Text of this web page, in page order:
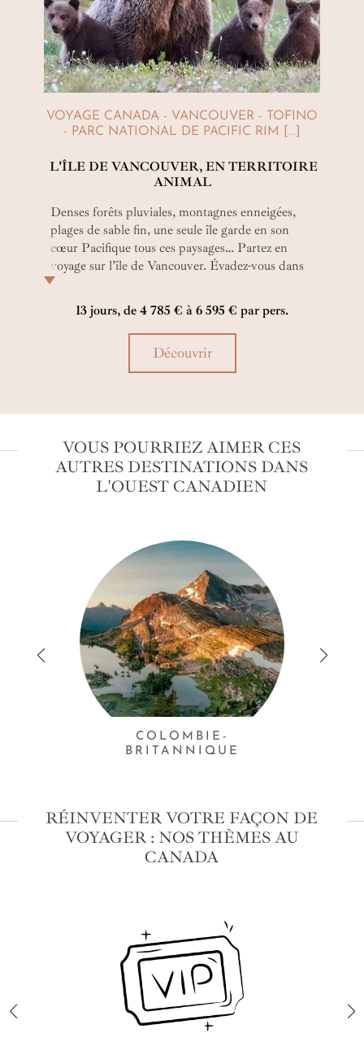
VOYAGE CANADA - VANCOUVER - TOFINO
- PARC NATIONAL DE PACIFIC RIM [...]
L'ÎLE DE VANCOUVER, EN TERRITOIRE
ANIMAL
Denses forêts pluviales, montagnes enneigées,
plages de sable fin, une seule île garde en son
cœur Pacifique tous ces paysages… Partez en
voyage sur l’île de Vancouver. Évadez-vous dans
ce road trip, des métropoles modernes au plus
coquet des villages de l’Ouest canadien.
Rencontrez de la plus petite des loutres à
l’immense baleine à bosse. Tout est là, la route est
là. Et vous ? Où êtes-vous ?
13 jours, de 4 785 € à 6 595 € par pers.
Découvrir
VOUS POURRIEZ AIMER CES
AUTRES DESTINATIONS DANS
L'OUEST CANADIEN
COLOMBIE-
BRITANNIQUE
RÉINVENTER VOTRE FAÇON DE
VOYAGER : NOS THÈMES AU
CANADA